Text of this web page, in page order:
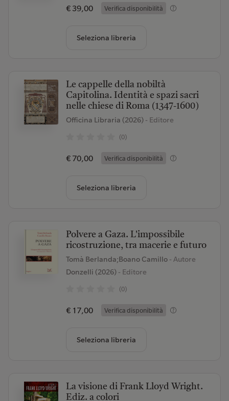
€ 39,00 Verifica disponibilità
Seleziona libreria
Le cappelle della nobiltà
Capitolina. Identità e spazi sacri
nelle chiese di Roma (1347-1600)
Officina Libraria (2026)- Editore
(0)
€ 70,00 Verifica disponibilità
Seleziona libreria
Polvere a Gaza. L'impossibile
ricostruzione, tra macerie e futuro
Tomà Berlanda;Boano Camillo - Autore
Donzelli (2026)- Editore
(0)
€ 17,00 Verifica disponibilità
Seleziona libreria
La visione di Frank Lloyd Wright.
Ediz. a colori